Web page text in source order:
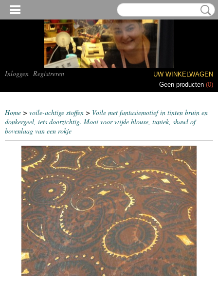
Inloggen Registreren
UW WINKELWAGEN
Geen producten (0)
Home > voile-achtige stoffen > Voile met fantasiemotief in tinten bruin en
donkergeel, iets doorzichtig. Mooi voor wijde blouse, tuniek, shawl of
bovenlaag van een rokje